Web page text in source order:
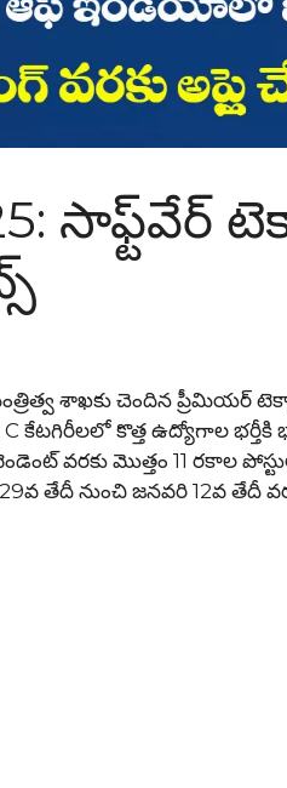
సాఫ్ట్‌వేర్
శాఖకు చెందిన ప్రీమియర్
కేటగిరీలలో కొత్త ఉద్యోగాల
వరకు మొత్తం 11 రకాల
తేదీ నుంచి జనవరి 12వ తేదీ